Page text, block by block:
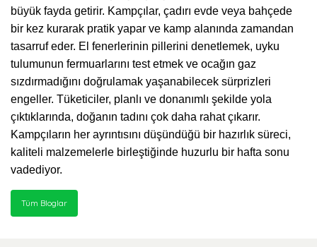
büyük fayda getirir. Kampçılar, çadırı evde veya bahçede
bir kez kurarak pratik yapar ve kamp alanında zamandan
tasarruf eder. El fenerlerinin pillerini denetlemek, uyku
tulumunun fermuarlarını test etmek ve ocağın gaz
sızdırmadığını doğrulamak yaşanabilecek sürprizleri
engeller. Tüketiciler, planlı ve donanımlı şekilde yola
çıktıklarında, doğanın tadını çok daha rahat çıkarır.
Kampçıların her ayrıntısını düşündüğü bir hazırlık süreci,
kaliteli malzemelerle birleştiğinde huzurlu bir hafta sonu
vadediyor.
Tüm Bloglar